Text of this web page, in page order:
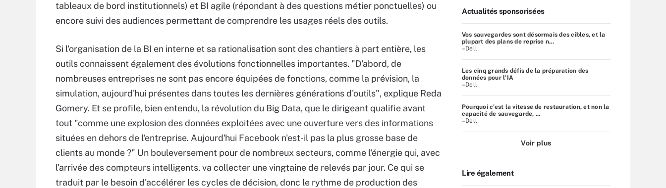
tableaux de bord institutionnels) et BI agile (répondant à des questions métier ponctuelles) ou
encore suivi des audiences permettant de comprendre les usages réels des outils.
Si l'organisation de la BI en interne et sa rationalisation sont des chantiers à part entière, les
outils connaissent également des évolutions fonctionnelles importantes. "D'abord, de
nombreuses entreprises ne sont pas encore équipées de fonctions, comme la prévision, la
simulation, aujourd'hui présentes dans toutes les dernières générations d'outils", explique Reda
Gomery. Et se profile, bien entendu, la révolution du Big Data, que le dirigeant qualifie avant
tout "comme une explosion des données exploitées avec une ouverture vers des informations
situées en dehors de l'entreprise. Aujourd'hui Facebook n'est-il pas la plus grosse base de
clients au monde ?" Un bouleversement pour de nombreux secteurs, comme l'énergie qui, avec
l'arrivée des compteurs intelligents, va collecter une vingtaine de relevés par jour. Ce qui se
traduit par le besoin d'accélérer les cycles de décision, donc le rythme de production des
Actualités sponsorisées
Vos sauvegardes sont désormais des cibles, et la
plupart des plans de reprise n...
–Dell
Les cinq grands défis de la préparation des
données pour l’IA
–Dell
Pourquoi c’est la vitesse de restauration, et non la
capacité de sauvegarde, ...
–Dell
Voir plus
Lire également